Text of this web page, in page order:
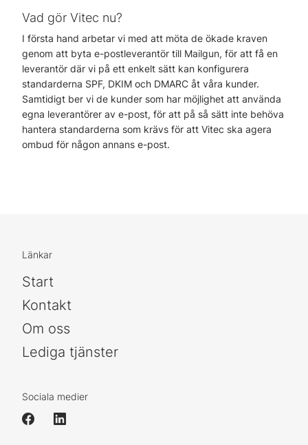
Vad gör Vitec nu?
I första hand arbetar vi med att möta de ökade kraven
genom att byta e-postleverantör till Mailgun, för att få en
leverantör där vi på ett enkelt sätt kan konfigurera
standarderna SPF, DKIM och DMARC åt våra kunder.
Samtidigt ber vi de kunder som har möjlighet att använda
egna leverantörer av e-post, för att på så sätt inte behöva
hantera standarderna som krävs för att Vitec ska agera
ombud för någon annans e-post.
Länkar
Start
Kontakt
Om oss
Lediga tjänster
Sociala medier